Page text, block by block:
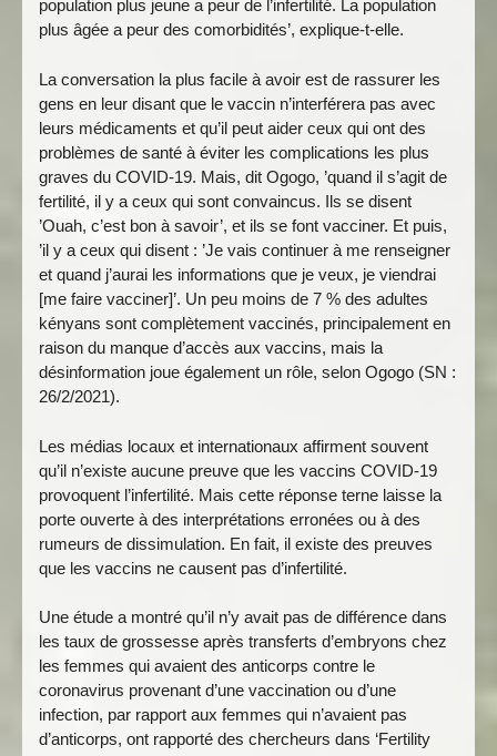
population plus jeune a peur de l’infertilité. La population
plus âgée a peur des comorbidités’, explique-t-elle.
La conversation la plus facile à avoir est de rassurer les
gens en leur disant que le vaccin n’interférera pas avec
leurs médicaments et qu’il peut aider ceux qui ont des
problèmes de santé à éviter les complications les plus
graves du COVID-19. Mais, dit Ogogo, ’quand il s’agit de
fertilité, il y a ceux qui sont convaincus. Ils se disent
’Ouah, c’est bon à savoir’, et ils se font vacciner. Et puis,
’il y a ceux qui disent : ’Je vais continuer à me renseigner
et quand j’aurai les informations que je veux, je viendrai
[me faire vacciner]’. Un peu moins de 7 % des adultes
kényans sont complètement vaccinés, principalement en
raison du manque d’accès aux vaccins, mais la
désinformation joue également un rôle, selon Ogogo (SN :
26/2/2021).
Les médias locaux et internationaux affirment souvent
qu’il n’existe aucune preuve que les vaccins COVID-19
provoquent l’infertilité. Mais cette réponse terne laisse la
porte ouverte à des interprétations erronées ou à des
rumeurs de dissimulation. En fait, il existe des preuves
que les vaccins ne causent pas d’infertilité.
Une étude a montré qu’il n’y avait pas de différence dans
les taux de grossesse après transferts d’embryons chez
les femmes qui avaient des anticorps contre le
coronavirus provenant d’une vaccination ou d’une
infection, par rapport aux femmes qui n’avaient pas
d’anticorps, ont rapporté des chercheurs dans ‘Fertility